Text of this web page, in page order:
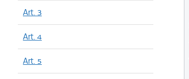
Art. 3
Art. 4
Art. 5